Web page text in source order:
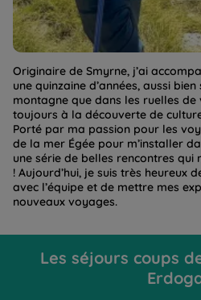
Originaire de Smyrne, j’ai
une quinzaine d’années, aussi
montagne que dans les ruelles
toujours à la découverte de
Porté par ma passion pour les
de la mer Égée pour m’installer
une série de belles rencontres qui
! Aujourd’hui, je suis très heureux
avec l’équipe et de mettre mes
nouveaux voyages.
Les séjours coups